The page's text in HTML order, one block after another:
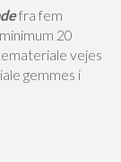
fra fem
20
vejes
gemmes i